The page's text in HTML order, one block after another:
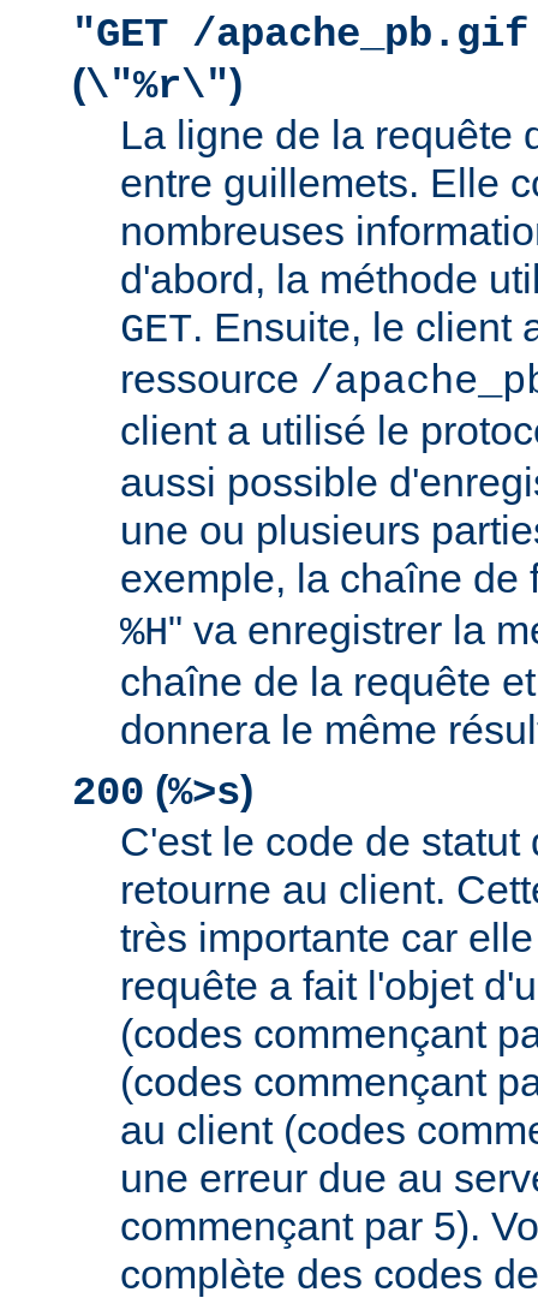
"GET /
(\"%r\")
La ligne de la requête
entre guillemets. Elle
nombreuses
d'abord, la méthode
GET. Ensuite, le client
ressource /
client a utilisé le
aussi possible
une ou plusieurs
exemple, la chaîne de
%H" va enregistrer la
chaîne de la requête
donnera le même
200 (%>s)
C'est le code de statut
retourne au client.
très importante car
requête a fait l'objet
(codes commençant
(codes commençant
au client (codes
une erreur due au
commençant par 5).
complète des codes